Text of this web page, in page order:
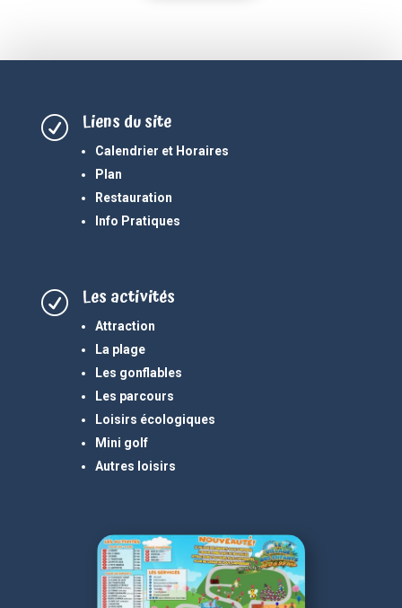
R Liens du site
Calendrier et Horaires
Plan
Restauration
Info Pratiques
R Les activités
Attraction
La plage
Les gonflables
Les parcours
Loisirs écologiques
Mini golf
Autres loisirs